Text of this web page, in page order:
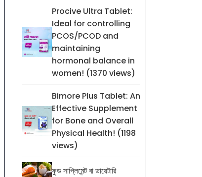
Procive Ultra Tablet:
Ideal for controlling
PCOS/PCOD and
maintaining
hormonal balance in
women! (1370 views)
Bimore Plus Tablet: An
Effective Supplement
for Bone and Overall
Physical Health! (1198
views)
ফুড সাপ্লিমেন্ট বা ডায়েটারি